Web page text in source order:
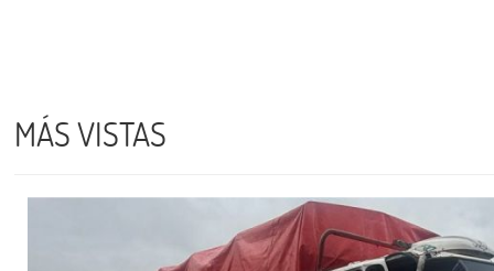
MÁS VISTAS